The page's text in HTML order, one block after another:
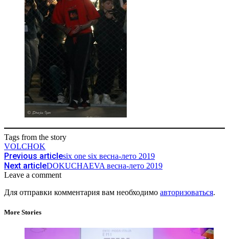
Tags from the story
VOLCHOK
Previous articlesix one six весна-лето 2019
Next articleDOKUCHAEVA весна-лето 2019
Leave a comment
Для отправки комментария вам необходимо авторизоваться.
More Stories